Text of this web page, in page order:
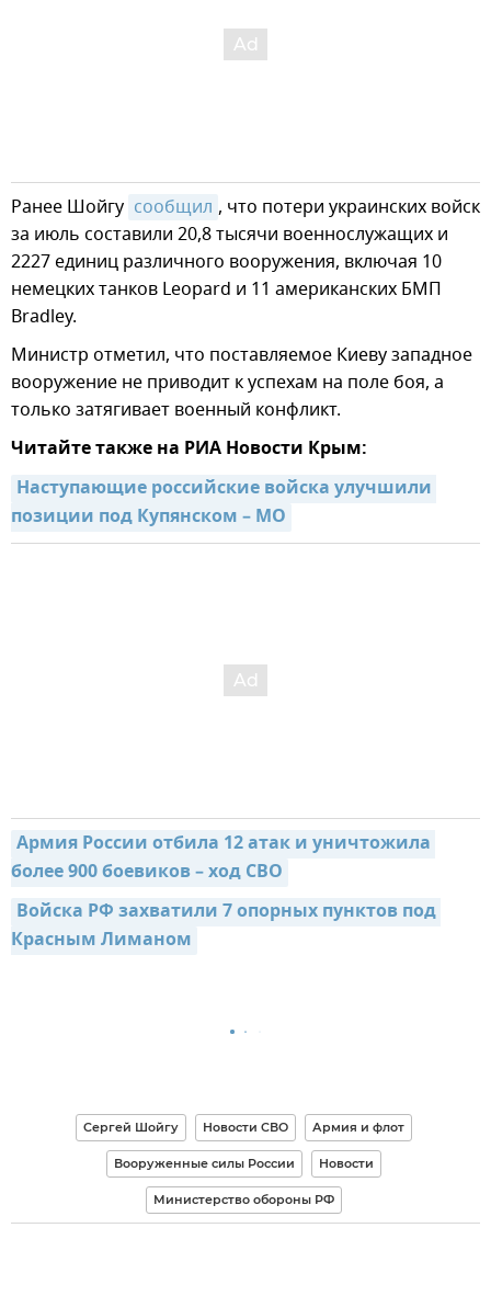
Ранее Шойгу сообщил , что потери украинских войск
за июль составили 20,8 тысячи военнослужащих и
2227 единиц различного вооружения, включая 10
немецких танков Leopard и 11 американских БМП
Bradley.
Министр отметил, что поставляемое Киеву западное
вооружение не приводит к успехам на поле боя, а
только затягивает военный конфликт.
Читайте также на РИА Новости Крым:
Наступающие российские войска улучшили
позиции под Купянском – МО
Армия России отбила 12 атак и уничтожила
более 900 боевиков – ход СВО
Войска РФ захватили 7 опорных пунктов под
Красным Лиманом
Сергей Шойгу Новости СВО Армия и флот
Вооруженные силы России Новости
Министерство обороны РФ